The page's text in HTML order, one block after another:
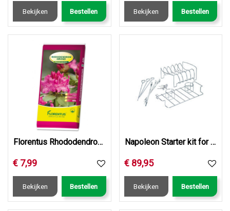
Bekijken Bestellen Bekijken Bestellen
Florentus Rhododendron & Hortensia 40L
€ 7,99
Bekijken Bestellen
Napoleon Starter kit for meat lovers
€ 89,95
Bekijken Bestellen